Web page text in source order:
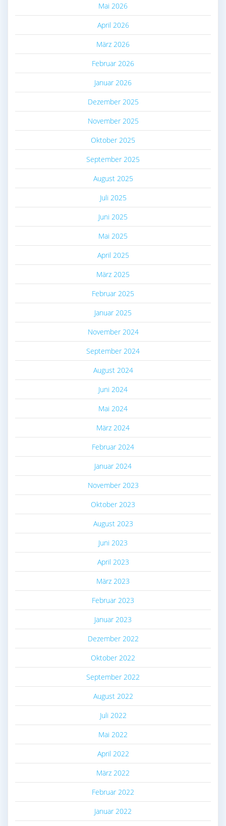
Mai 2026
April 2026
März 2026
Februar 2026
Januar 2026
Dezember 2025
November 2025
Oktober 2025
September 2025
August 2025
Juli 2025
Juni 2025
Mai 2025
April 2025
März 2025
Februar 2025
Januar 2025
November 2024
September 2024
August 2024
Juni 2024
Mai 2024
März 2024
Februar 2024
Januar 2024
November 2023
Oktober 2023
August 2023
Juni 2023
April 2023
März 2023
Februar 2023
Januar 2023
Dezember 2022
Oktober 2022
September 2022
August 2022
Juli 2022
Mai 2022
April 2022
März 2022
Februar 2022
Januar 2022